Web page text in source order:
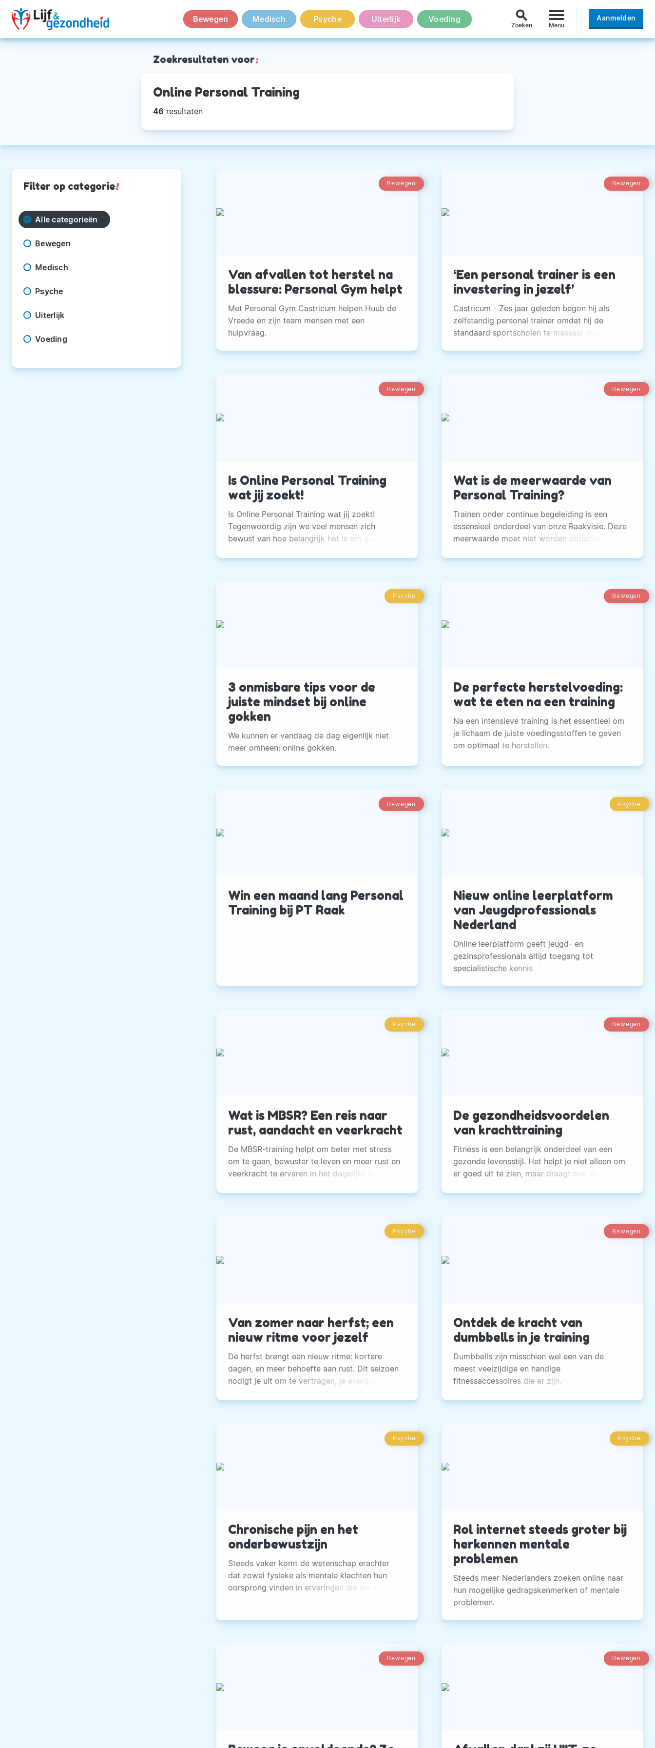
Bewegen Medisch Psyche Uiterlijk Voeding search
Zoeken Menu
Aanmelden
Zoekresultaten voor:
Online Personal Training
46 resultaten
Filter op categorie!
Alle categorieën
Bewegen
Medisch
Psyche
Uiterlijk
Voeding
Bewegen
Van afvallen tot herstel na
blessure: Personal Gym helpt
Met Personal Gym Castricum helpen Huub de
Vreede en zijn team mensen met een
hulpvraag.
Bewegen
‘Een personal trainer is een
investering in jezelf’
Castricum - Zes jaar geleden begon hij als
zelfstandig personal trainer omdat hij de
standaard sportscholen te massaal vond.
Bewegen
Is Online Personal Training
wat jij zoekt!
Is Online Personal Training wat jij zoekt!
Tegenwoordig zijn we veel mensen zich
bewust van hoe belangrijk het is om goed voor
we ons in bij de lokale sportschool
Bewegen
Wat is de meerwaarde van
Personal Training?
Trainen onder continue begeleiding is een
essensieel onderdeel van onze Raakvisie. Deze
meerwaarde moet niet worden onderschat.
Psyche
3 onmisbare tips voor de
juiste mindset bij online
gokken
We kunnen er vandaag de dag eigenlijk niet
meer omheen: online gokken.
Bewegen
De perfecte herstelvoeding:
wat te eten na een training
Na een intensieve training is het essentieel om
je lichaam de juiste voedingsstoffen te geven
om optimaal te herstellen.
Bewegen
Win een maand lang Personal
Training bij PT Raak
Psyche
Nieuw online leerplatform
van Jeugdprofessionals
Nederland
Online leerplatform geeft jeugd- en
gezinsprofessionals altijd toegang tot
specialistische kennis
Psyche
Wat is MBSR? Een reis naar
rust, aandacht en veerkracht
De MBSR-training helpt om beter met stress
om te gaan, bewuster te leven en meer rust en
veerkracht te ervaren in het dagelijks leven.
Bewegen
De gezondheidsvoordelen
van krachttraining
Fitness is een belangrijk onderdeel van een
gezonde levensstijl. Het helpt je niet alleen om
er goed uit te zien, maar draagt ook bij aan je
Psyche
Van zomer naar herfst; een
nieuw ritme voor jezelf
De herfst brengt een nieuw ritme: kortere
dagen, en meer behoefte aan rust. Dit seizoen
nodigt je uit om te vertragen, je energie te
Bewegen
Ontdek de kracht van
dumbbells in je training
Dumbbells zijn misschien wel een van de
meest veelzijdige en handige
fitnessaccessoires die er zijn.
Psyche
Chronische pijn en het
onderbewustzijn
Steeds vaker komt de wetenschap erachter
dat zowel fysieke als mentale klachten hun
oorsprong vinden in ervaringen die we hebben
Psyche
Rol internet steeds groter bij
herkennen mentale
problemen
Steeds meer Nederlanders zoeken online naar
hun mogelijke gedragskenmerken of mentale
problemen.
Bewegen Bewegen